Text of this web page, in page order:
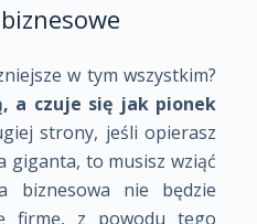
w tym wszystkim?
a czuje się jak pionek
strony, jeśli opierasz
giganta, to musisz wziąć
biznesowa nie będzie
firmę, z powodu tego